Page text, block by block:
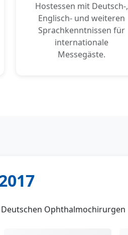
Hostessen mit Deutsch-,
Englisch- und weiteren
Sprachkenntnissen für
internationale
Messegäste.
Ophthalmochirurgen